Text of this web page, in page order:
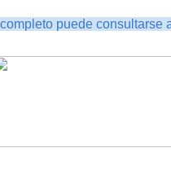
puede consultarse